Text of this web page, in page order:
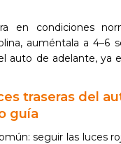
en condiciones
auméntala a 4–6
auto de adelante, ya
traseras del
guía
seguir las luces